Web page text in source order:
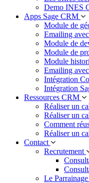
Demo INES
Apps Sage CRM
Module de
Emailing
Module de
Module de
Module
Emailing
Intégration
Intégration
Ressources CRM
Réaliser un
Réaliser un
Comment
Réaliser un
Contact
Recrutement
Le